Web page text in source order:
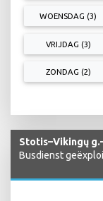
WOENSDAG (3)
VRIJDAG (3)
ZONDAG (2)
Stotis–Vikingų
Busdienst